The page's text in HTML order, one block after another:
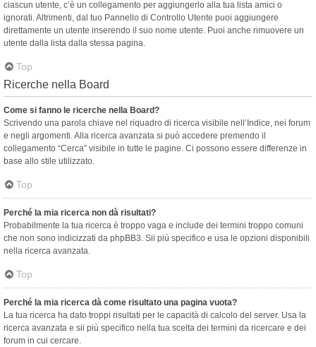
ciascun utente, c’è un collegamento per aggiungerlo alla tua lista amici o
ignorati. Altrimenti, dal tuo Pannello di Controllo Utente puoi aggiungere
direttamente un utente inserendo il suo nome utente. Puoi anche rimuovere un
utente dalla lista dalla stessa pagina.
Top
Ricerche nella Board
Come si fanno le ricerche nella Board?
Scrivendo una parola chiave nel riquadro di ricerca visibile nell’Indice, nei forum
e negli argomenti. Alla ricerca avanzata si può accedere premendo il
collegamento “Cerca” visibile in tutte le pagine. Ci possono essere differenze in
base allo stile utilizzato.
Top
Perché la mia ricerca non dà risultati?
Probabilmente la tua ricerca è troppo vaga e include dei termini troppo comuni
che non sono indicizzati da phpBB3. Sii più specifico e usa le opzioni disponibili
nella ricerca avanzata.
Top
Perché la mia ricerca dà come risultato una pagina vuota?
La tua ricerca ha dato troppi risultati per le capacità di calcolo del server. Usa la
ricerca avanzata e sii più specifico nella tua scelta dei termini da ricercare e dei
forum in cui cercare.